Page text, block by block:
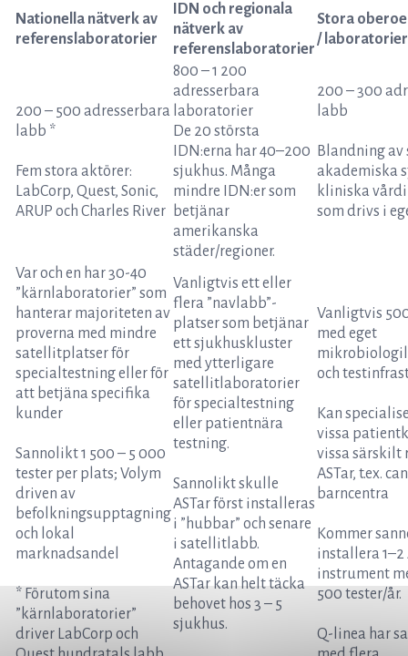
Nationella nätverk av
referenslaboratorier
IDN och regionala
nätverk av
referenslaboratorier
Stora
/ laboratorier
200 – 500 adresserbara
labb *
Fem stora aktörer:
LabCorp, Quest, Sonic,
ARUP och Charles River
800 – 1 200
adresserbara
laboratorier
De 20 största
IDN:erna har 40–200
sjukhus. Många
mindre IDN:er som
betjänar
amerikanska
städer/regioner.
200 – 300
labb
Blandning av
akademiska
kliniska
som drivs i
Var och en har 30-40
”kärnlaboratorier” som
hanterar majoriteten av
proverna med mindre
satellitplatser för
specialtestning eller för
att betjäna specifika
kunder
Sannolikt 1 500 – 5 000
tester per plats; Volym
driven av
befolkningsupptagning
och lokal
marknadsandel
* Förutom sina
”kärnlaboratorier”
driver LabCorp och
Vanligtvis ett eller
flera ”navlabb”-
platser som betjänar
ett sjukhuskluster
med ytterligare
satellitlaboratorier
för specialtestning
eller patientnära
testning.
Sannolikt skulle
ASTar först installeras
i ”hubbar” och senare
i satellitlabb.
Antagande om en
ASTar kan helt täcka
behovet hos 3 – 5
sjukhus.
Vanligtvis
med eget
och
Kan
vissa
vissa särskilt
ASTar, t.ex.
barncentra
Kommer
installera 1–2
instrument
500 tester/år.
Q-linea har